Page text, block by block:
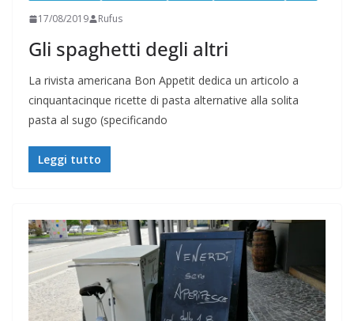
17/08/2019 Rufus
Gli spaghetti degli altri
La rivista americana Bon Appetit dedica un articolo a
cinquantacinque ricette di pasta alternative alla solita
pasta al sugo (specificando
Leggi tutto